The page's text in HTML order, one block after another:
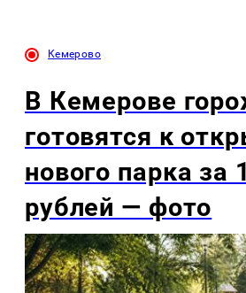
Кемерово
В Кемерове
готовятся к
нового парка за
рублей — фото